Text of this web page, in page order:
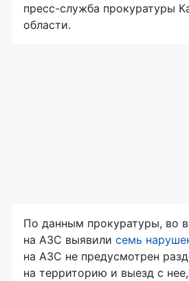
пресс-служба прокуратуры
области.
По данным прокуратуры, во
на АЗС выявили семь
на АЗС не предусмотрен
на территорию и выезд с